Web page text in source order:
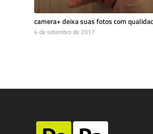
camera+ deixa suas fotos com
4 de setembro de 2017